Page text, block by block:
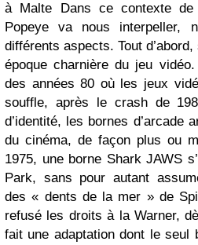
à Malte Dans ce contexte de
Popeye va nous interpeller,
différents aspects. Tout
époque charnière du jeu
des années 80 où les jeux
souffle, après le crash de
d’identité, les bornes d’arcade
du cinéma, de façon plus ou
1975, une borne Shark JAWS
Park, sans pour autant
des « dents de la mer » de
refusé les droits à la Warner,
fait une adaptation dont le